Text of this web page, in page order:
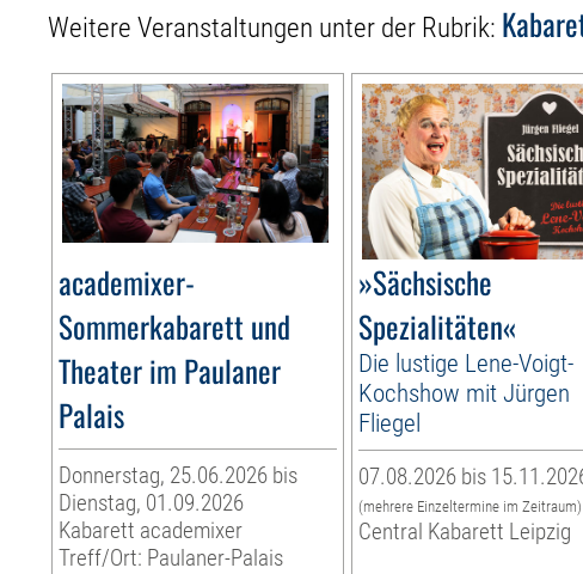
Weitere Veranstaltungen unter der Rubrik:
academixer-
Sommerkabarett und
Theater im Paulaner
Palais
Donnerstag, 25.06.2026 bis
Dienstag, 01.09.2026
Kabarett academixer
Treff/Ort: Paulaner-Palais
»Sächsische
Spezialitäten«
Die lustige Lene-Voigt-
Kochshow mit Jürgen
Fliegel
07.08.2026 bis
(mehrere Einzeltermine im Zeitraum)
Central Kabarett Leipzig